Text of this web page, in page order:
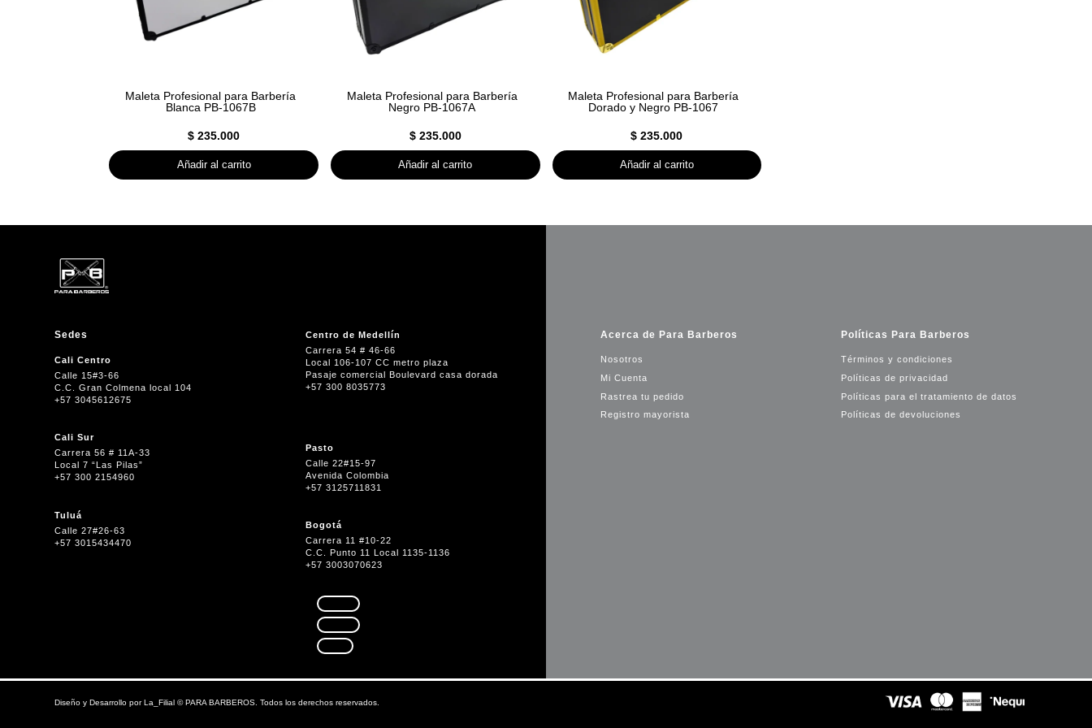
Maleta Profesional para Barbería
Blanca PB-1067B
$ 235.000
Añadir al carrito
Maleta Profesional para Barbería
Negro PB-1067A
$235.000
Añadir al carrito
Maleta Profesional para Barbería
Dorado y Negro PB-1067
$ 235.000
Añadir al carrito
Sedes
Cali Centro
Calle 15#3-66
C.C. Gran Colmena local 104
+57 3045612675
Cali Sur
Carrera 56 # 11A-33
Local 7 “Las Pilas”
+57 300 2154960
Tuluá
Calle 27#26-63
+57 3015434470
Centro de Medellín
Carrera 54 # 46-66
Local 106-107 CC metro plaza
Pasaje comercial Boulevard casa dorada
+57 300 8035773
Pasto
Calle 22#15-97
Avenida Colombia
+57 3125711831
Bogotá
Carrera 11 #10-22
C.C. Punto 11 Local 1135-1136
+57 3003070623
Seguir
Seguir
Seguir
Acerca de Para Barberos
Nosotros
Mi Cuenta
Rastrea tu pedido
Registro mayorista
Políticas Para Barberos
Términos y condiciones
Políticas de privacidad
Políticas para el tratamiento de datos
Políticas de devoluciones
Diseño y Desarrollo porLa_Filial ©PARA BARBEROS. Todos los derechos reservados.